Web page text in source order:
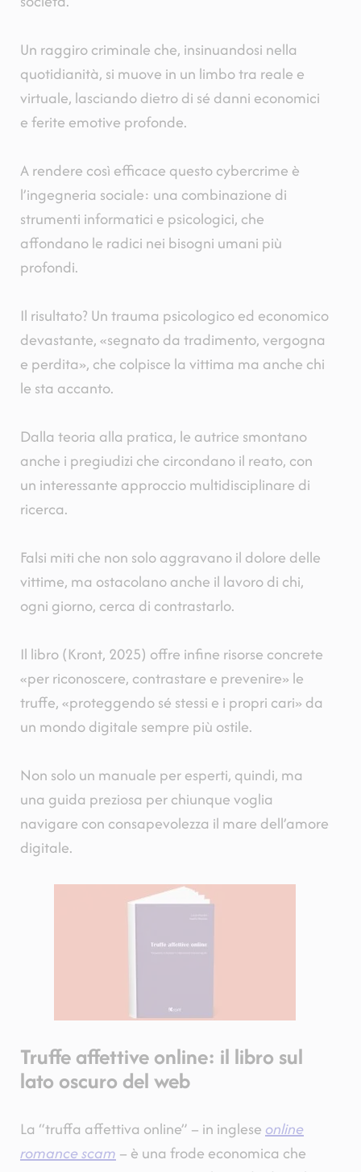
Un raggiro criminale che, insinuandosi nella
quotidianità, si muove in un limbo tra reale e
virtuale, lasciando dietro di sé danni economici
e ferite emotive profonde.
A rendere così efficace questo cybercrime è
l’ingegneria sociale: una combinazione di
strumenti informatici e psicologici, che
affondano le radici nei bisogni umani più
profondi.
Il risultato? Un trauma psicologico ed economico
devastante, «segnato da tradimento, vergogna
e perdita», che colpisce la vittima ma anche chi
le sta accanto.
Dalla teoria alla pratica, le autrice smontano
anche i pregiudizi che circondano il reato, con
un interessante approccio multidisciplinare di
ricerca.
Falsi miti che non solo aggravano il dolore delle
vittime, ma ostacolano anche il lavoro di chi,
ogni giorno, cerca di contrastarlo.
Il libro (Kront, 2025) offre infine risorse concrete
«per riconoscere, contrastare e prevenire» le
truffe, «proteggendo sé stessi e i propri cari» da
un mondo digitale sempre più ostile.
Non solo un manuale per esperti, quindi, ma
una guida preziosa per chiunque voglia
navigare con consapevolezza il mare dell’amore
digitale.
Truffe affettive online: il libro sul
lato oscuro del web
La “truffa affettiva online” – in inglese online
romance scam – è una frode economica che